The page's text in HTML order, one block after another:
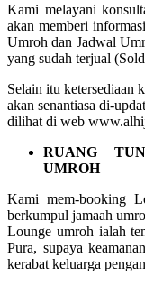
Kami melayani
akan memberi
Umroh dan Jadwal
yang sudah terjual
Selain itu ketersediaan
akan senantiasa di-
dilihat di web
RUANG
UMROH
Kami mem-booking
berkumpul jamaah
Lounge umroh ialah
Pura, supaya
kerabat keluarga